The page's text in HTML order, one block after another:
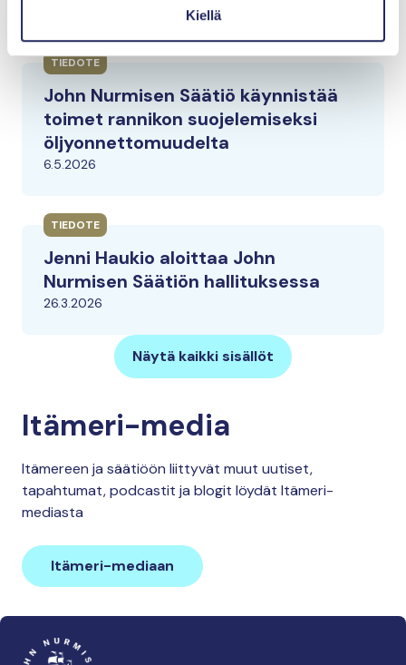
Kiellä
TIEDOTE
John Nurmisen Säätiö käynnistää
toimet rannikon suojelemiseksi
öljyonnettomuudelta
6.5.2026
TIEDOTE
Jenni Haukio aloittaa John
Nurmisen Säätiön hallituksessa
26.3.2026
Näytä kaikki sisällöt
Itämeri-media
Itämereen ja säätiöön liittyvät muut uutiset,
tapahtumat, podcastit ja blogit löydät Itämeri-
mediasta
Itämeri-mediaan